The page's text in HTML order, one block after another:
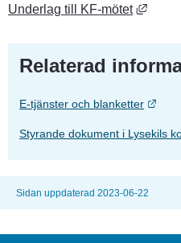
Underlag till KF-mötet Länk
Relaterad
E-tjänster och blanketter
Styrande dokument i Lysekils
Sidan uppdaterad 2023-06-22